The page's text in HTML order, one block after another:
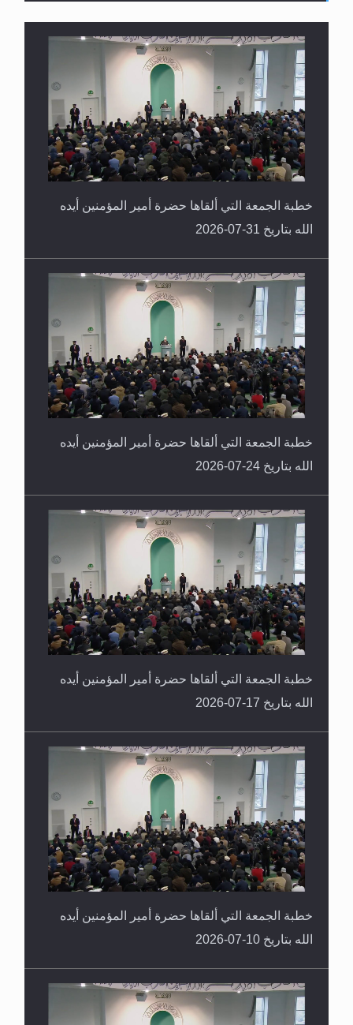
القرآن قاضٍ وحكمٌ على السنة ومهيمنٌ عليها.. ليس
العكس
خطبة الجمعة التي ألقاها حضرة أمير المؤمنين أيده
الله بتاريخ 31-07-2026
خطبة الجمعة التي ألقاها حضرة أمير المؤمنين أيده
الله بتاريخ 24-07-2026
خطبة الجمعة التي ألقاها حضرة أمير المؤمنين أيده
الله بتاريخ 17-07-2026
خطبة الجمعة التي ألقاها حضرة أمير المؤمنين أيده
الله بتاريخ 10-07-2026